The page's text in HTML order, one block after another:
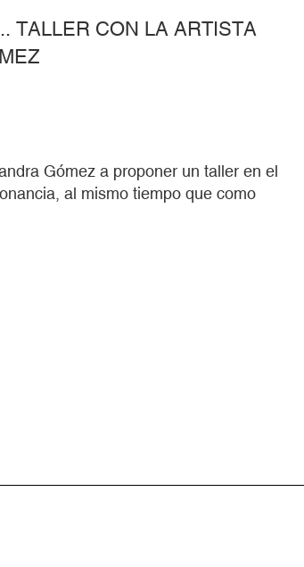
TALLER CON LA ARTISTA
Gómez a proponer un taller en el
al mismo tiempo que como